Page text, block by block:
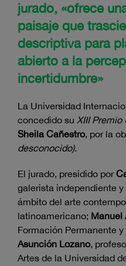
jurado, «ofrece
paisaje que
descriptiva para
abierto a la
incertidumbre»
La Universidad
concedido su XIII Premio
Sheila Cañestro, por la
desconocido).
El jurado, presidido por
galerista independiente
ámbito del arte
latinoamericano; Manuel
Formación Permanente
Asunción Lozano,
Artes de la Universidad